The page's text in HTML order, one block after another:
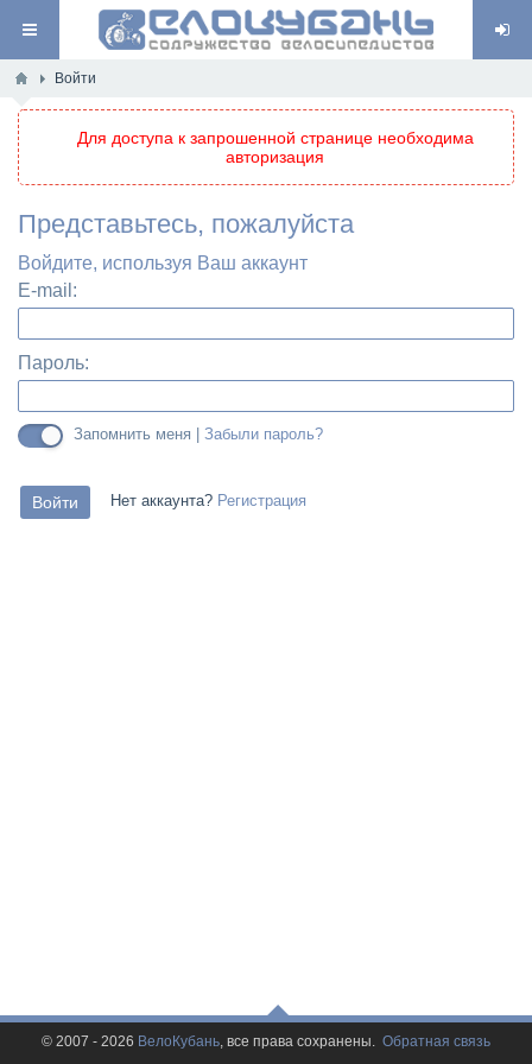
Войти
Для доступа к запрошенной странице необходима
авторизация
Представьтесь, пожалуйста
Войдите, используя Ваш аккаунт
E-mail:
Пароль:
Запомнить меня | Забыли пароль?
Нет аккаунта? Регистрация
© 2007 - 2026 ВелоКубань, все права сохранены. Обратная связь